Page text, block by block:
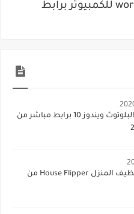
تحميل لعبة wormwormate.io للكمبيوتر برابط
تحميل برنامج البلوتوث ويندوز 10 برابط مباشر من
تحميل لعبة تنظيف المنزل House Flipper من